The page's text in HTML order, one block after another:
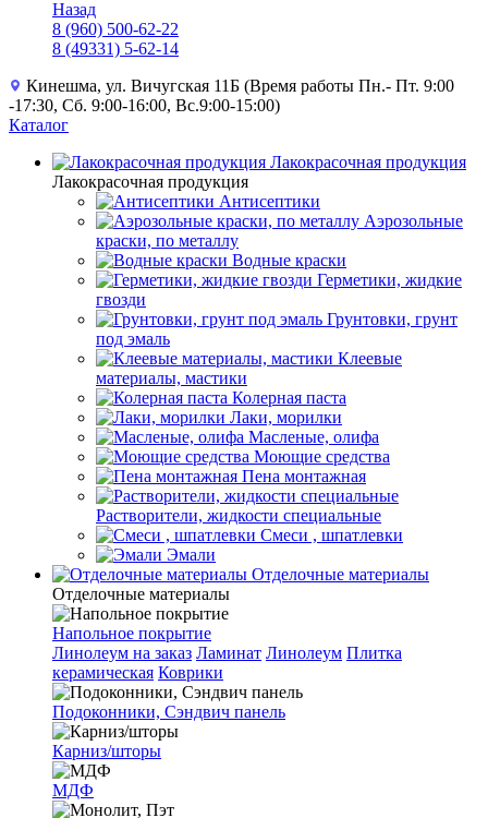
Назад
8 (960) 500-62-22
8 (49331) 5-62-14
Кинешма, ул. Вичугская 11Б (Время работы Пн.- Пт. 9:00
-17:30, Сб. 9:00-16:00, Вс.9:00-15:00)
Каталог
Лакокрасочная продукция
Лакокрасочная продукция
Антисептики
Аэрозольные
краски, по металлу
Водные краски
Герметики, жидкие
гвозди
Грунтовки, грунт
под эмаль
Клеевые
материалы, мастики
Колерная паста
Лаки, морилки
Масленые, олифа
Моющие средства
Пена монтажная
Растворители, жидкости специальные
Смеси , шпатлевки
Эмали
Отделочные материалы
Отделочные материалы
Напольное покрытие
Линолеум на заказ Ламинат Линолеум Плитка
керамическая Коврики
Подоконники, Сэндвич панель
Карниз/шторы
МДФ